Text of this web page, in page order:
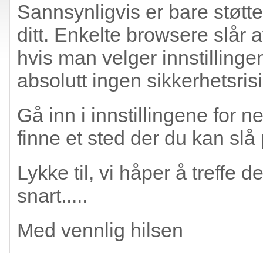
Sannsynligvis er bare
ditt. Enkelte browsere slår
hvis man velger
absolutt ingen
Gå inn i innstillingene for
finne et sted der du kan
Lykke til, vi håper å treffe
snart.....
Med vennlig hilsen